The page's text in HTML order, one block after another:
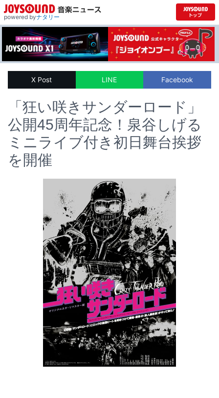
powered byナタリー
X Post LINE Facebook
「狂い咲きサンダーロード」
公開45周年記念！泉谷しげる
ミニライブ付き初日舞台挨拶
を開催